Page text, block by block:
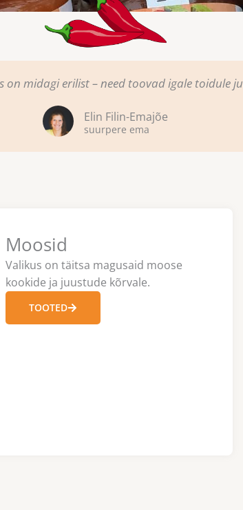
on midagi erilist – need toovad igale toidule
Elin Filin-Emajõe
suurpere ema
Moosid
Valikus on täitsa magusaid moose
kookide ja juustude kõrvale.
TOOTED